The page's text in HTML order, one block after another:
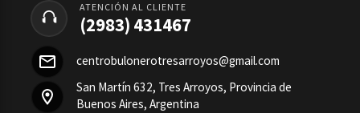
ATENCIÓN AL CLIENTE
(2983) 431467
centrobulonerotresarroyos@gmail.com
San Martín 632, Tres Arroyos, Provincia de
Buenos Aires, Argentina